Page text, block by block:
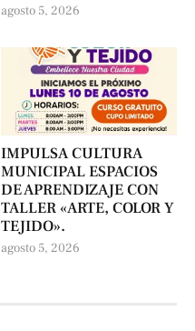
agosto 5, 2026
IMPULSA CULTURA
MUNICIPAL ESPACIOS
DE APRENDIZAJE CON
TALLER «ARTE, COLOR Y
TEJIDO».
agosto 5, 2026